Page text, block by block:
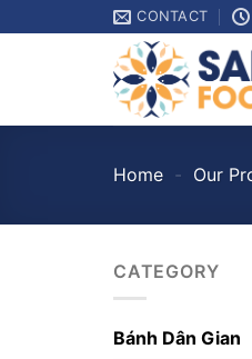
to
CONTACT
Home - Our
CATEGORY
Bánh Dân Gian